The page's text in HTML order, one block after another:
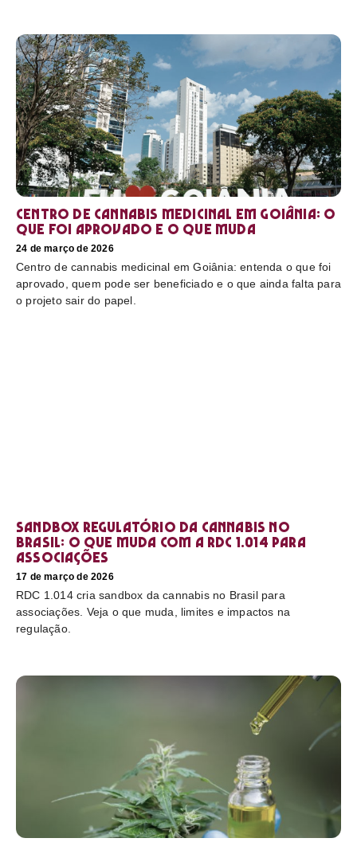
Centro de cannabis medicinal em Goiânia: o
que foi aprovado e o que muda
24 de março de 2026
Centro de cannabis medicinal em Goiânia: entenda o que foi
aprovado, quem pode ser beneficiado e o que ainda falta para
o projeto sair do papel.
Sandbox regulatório da cannabis no
Brasil: o que muda com a RDC 1.014 para
associações
17 de março de 2026
RDC 1.014 cria sandbox da cannabis no Brasil para
associações. Veja o que muda, limites e impactos na
regulação.